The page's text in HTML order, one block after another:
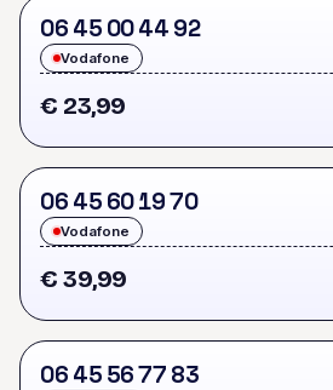
06 45 0044 92
Vodafone
€ 23,99
06 45 601970
Vodafone
€ 39,99
06 45 5677 83